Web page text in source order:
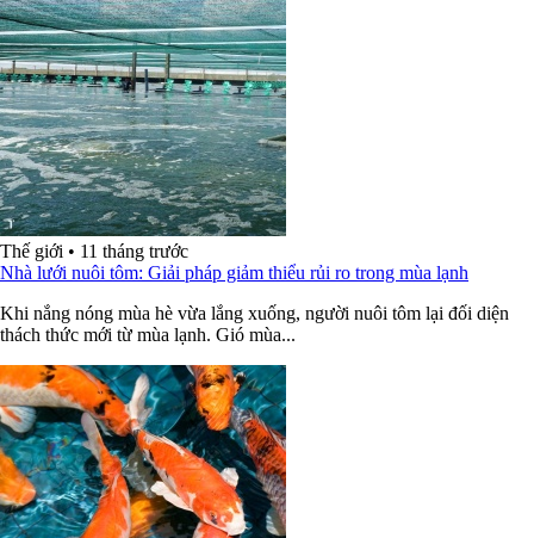
Thế giới • 11 tháng trước
Nhà lưới nuôi tôm: Giải pháp giảm thiểu rủi ro trong mùa lạnh
Khi nắng nóng mùa hè vừa lắng xuống, người nuôi tôm lại đối diện
thách thức mới từ mùa lạnh. Gió mùa...